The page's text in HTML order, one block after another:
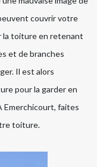
couvrir votre
la toiture en retenant
et de branches
Il est alors
pour la garder en
Emerchicourt, faites
toiture.